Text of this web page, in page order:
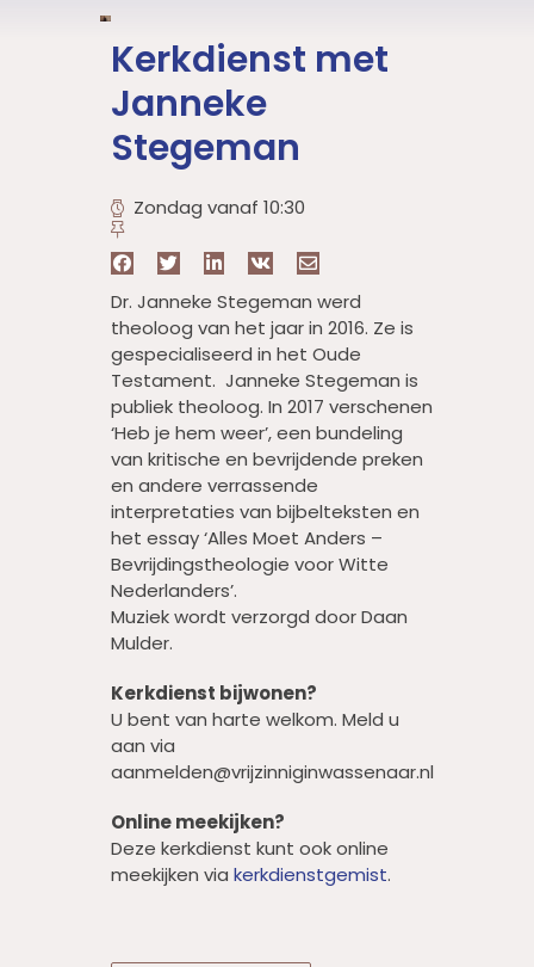
Kerkdienst met
Janneke
Stegeman
Zondag vanaf 10:30
Dr. Janneke Stegeman werd
theoloog van het jaar in 2016. Ze is
gespecialiseerd in het Oude
Testament. Janneke Stegeman is
publiek theoloog. In 2017 verschenen
‘Heb je hem weer’, een bundeling
van kritische en bevrijdende preken
en andere verrassende
interpretaties van bijbelteksten en
het essay ‘Alles Moet Anders –
Bevrijdingstheologie voor Witte
Nederlanders’.
Muziek wordt verzorgd door Daan
Mulder.
Kerkdienst bijwonen?
U bent van harte welkom. Meld u
aan via
aanmelden@vrijzinniginwassenaar.nl
Online meekijken?
Deze kerkdienst kunt ook online
meekijken via kerkdienstgemist.